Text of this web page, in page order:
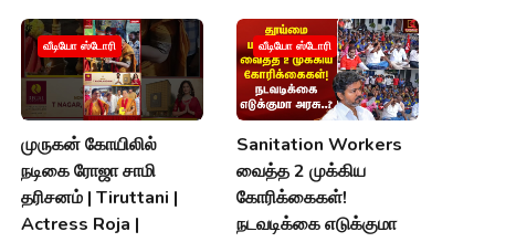
வீடியோ ஸ்டோரி
முருகன் கோயிலில்
நடிகை ரோஜா சாமி
தரிசனம் | Tiruttani |
Actress Roja |
வீடியோ ஸ்டோரி
Sanitation Workers
வைத்த 2 முக்கிய
கோரிக்கைகள்!
நடவடிக்கை எடுக்குமா